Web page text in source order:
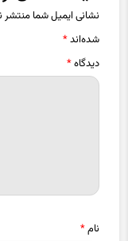
نشانی ایمیل شما
شده‌اند*
دیدگاه*
نام*